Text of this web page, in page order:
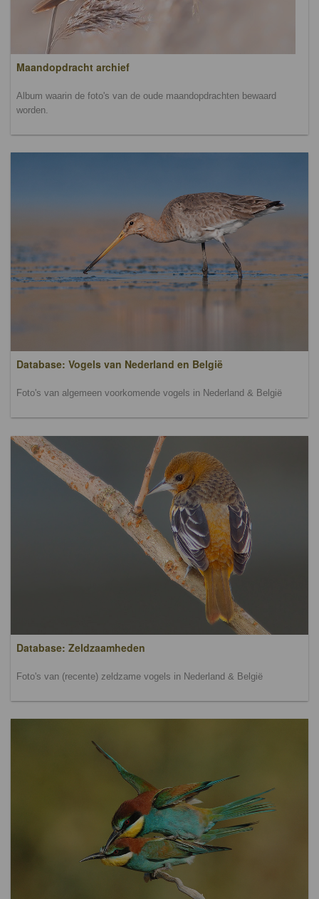
Maandopdracht archief
Album waarin de foto's van de oude maandopdrachten bewaard
worden.
Database: Vogels van Nederland en België
Foto's van algemeen voorkomende vogels in Nederland & België
Database: Zeldzaamheden
Foto's van (recente) zeldzame vogels in Nederland & België